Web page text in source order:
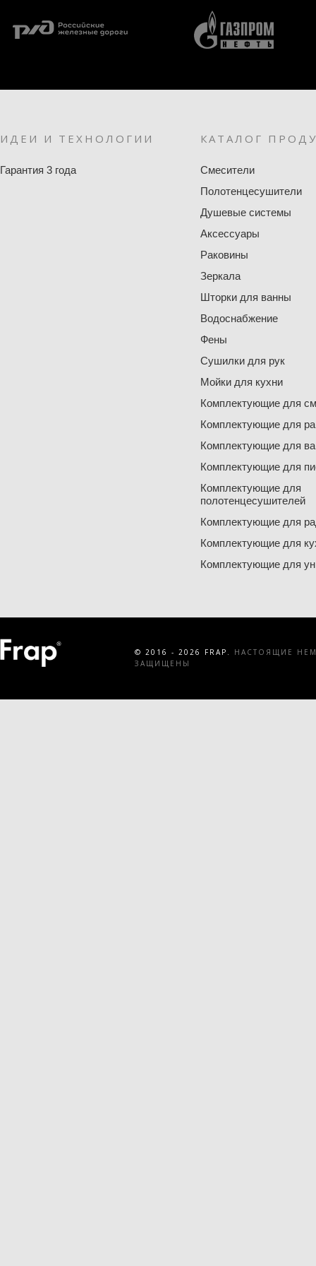
ИДЕИ И ТЕХНОЛОГИИ
Гарантия 3 года
КАТАЛОГ
Смесители
Полотенцесушители
Душевые системы
Аксессуары
Раковины
Зеркала
Шторки для ванны
Водоснабжение
Фены
Сушилки для рук
Мойки для кухни
Комплектующие для
Комплектующие для
Комплектующие для
Комплектующие для
Комплектующие для
полотенцесушителей
Комплектующие для
Комплектующие для
Комплектующие для
© 2016 - 2026 FRAP.
НАСТОЯЩИЕ
ЗАЩИЩЕНЫ